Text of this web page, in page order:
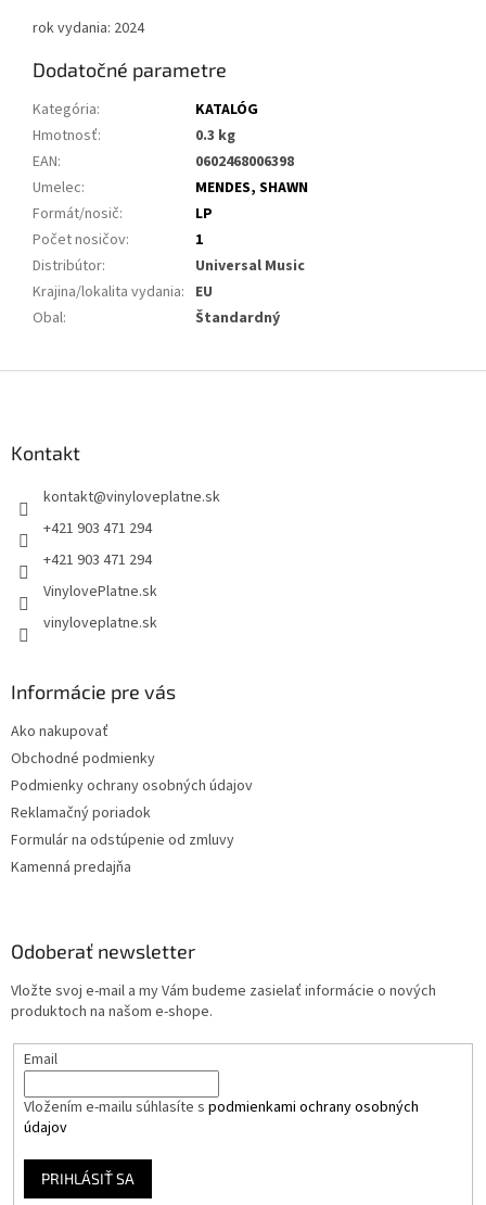
rok vydania: 2024
Dodatočné parametre
Kategória:
KATALÓG
Hmotnosť:
0.3 kg
EAN:
0602468006398
Umelec:
MENDES, SHAWN
Formát/nosič:
LP
Počet nosičov:
1
Distribútor:
Universal Music
Krajina/lokalita vydania: EU
Obal: Štandardný
Kontakt
kontakt@vinyloveplatne.sk
+421 903 471 294
+421 903 471 294
VinylovePlatne.sk
vinyloveplatne.sk
Informácie pre vás
Ako nakupovať
Obchodné podmienky
Podmienky ochrany osobných údajov
Reklamačný poriadok
Formulár na odstúpenie od zmluvy
Kamenná predajňa
Odoberať newsletter
Vložte svoj e-mail a my Vám budeme zasielať informácie o nových
produktoch na našom e-shope.
Email
Vložením e-mailu súhlasíte s podmienkami ochrany osobných
údajov
PRIHLÁSIŤ SA